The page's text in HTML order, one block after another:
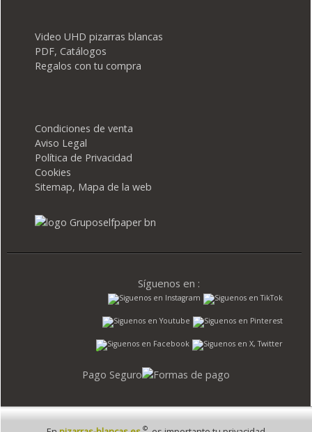
Video UHD pizarras blancas
PDF, Catálogos
Regalos con tu compra
Condiciones de venta
Aviso Legal
Política de Privacidad
Cookies
Sitemap, Mapa de la web
Síguenos en :
Pago Seguro
©